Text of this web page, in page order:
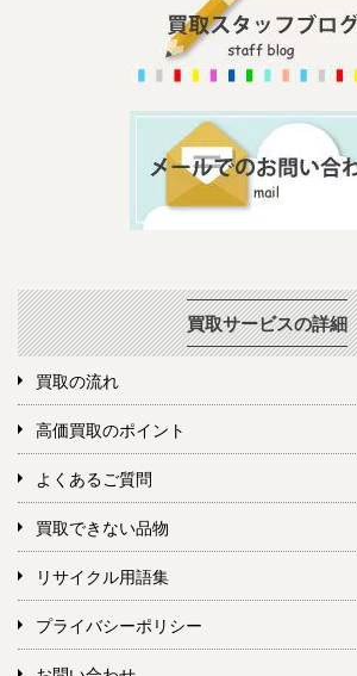
買取サービスの詳細
買取の流れ
高価買取のポイント
よくあるご質問
買取できない品物
リサイクル用語集
プライバシーポリシー